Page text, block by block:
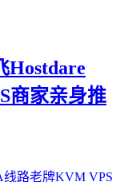
Hostdare
商家亲身推